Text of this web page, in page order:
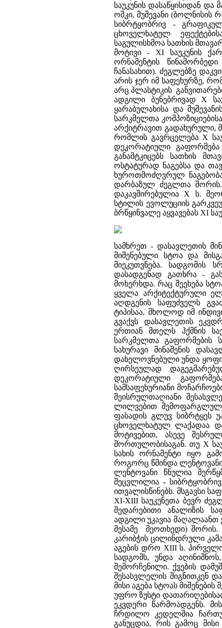
საუკუნის დასაწყისიდან
ოშკი, მუშევანი (ბოლნისის
სიბრტყობრივ -
ცხოველხატულ
საგულისხმოა სათხის
მოტივი - XI საუკუნის
ორნამენტის
ჩანასახით). ძეგლებზე
არის ჯერ იმ საფეხურზე,
არც პლასტიკის
ადგილი ბუნებრივად X
ყარაბულახისა და
სარკმელთა
არქიტრავით გადახურული,
რომლის გავრცელება X
დეკორატიული
განამტკიცებს სათხის
ოსტატურად ნაგებსა და
ხუროთმოძღვრულ
დარბაზულ ძეგლთა შორის.
დაკავშირებულია X ს.
სტილის ევოლუციის
ბრწყინვალე აყვავებას XI
სამხრეთ - დასავლეთის
მიშენებული სტოა და
მიეკუთვნება. სადგომის
დასადგენად გათხრა -
მოხერხდა. რაც შეეხება
ყველა არქიტექტურული
აღდგენის საფუძველს
ტიპისაა, მხოლოდ იმ
გვაქვს დასავლეთის
ერთიან მთელს ჰქმნის
სარკმელთა გაფორმების
სახურავი მინაშენის
დახელოვნებული უნდა
ღირსეულად
დეკორატიული
სამსაფეხურიანი
შეისრულთაღიანი
ლილვებით
ფასადის გლუვ სიბრტყეს
ცხოველხატულ ლაქადაა
მოტივებით, ასევე
მორთულობისაგან. თუ X
სახის ორნამენტი იყო
როგორც წმინდა ლენტოვანი
ლენტოვანი წნულია
შეცვლილია -
ითვალისწინებს. მსგავსი
XI-XIII საუკუნეთა ბევრ
შედარებითი ანალიზის
ადგილი უკავია მაღალაანთ
მესამე მეოთხედი) შორის.
კარიბჭის ცილინდრული
აგების დრო XIII ს.
სადგომს, უნდა
შემორჩენილი. ქვების
შესასვლელის შიგნითკენ
მისი აგება სტოას
უფრო ზუსტი
ეკვდერი წარმოადგენს.
ჩრდილო კედელშია
განუცდია, რის გამოც